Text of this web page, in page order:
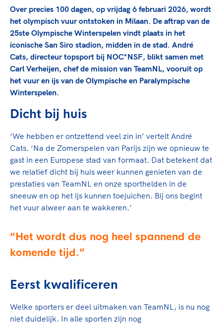
Nieuwspagina
Columns
een rondje fietsen, door samen te skaten of naar
de sportschool te gaan. Door samen te juichen
voor Sifan Hassan, Rico Verhoeven, Diede de
Groot en het Nederlands Elftal. Of met trots te
genieten van de karatewedstrijd van je dochter,
de halve marathon van je moeder of de
hockeywedstrijd van je buurjongen.
Lees verder
Sportmatch
Clubacties
Handboek Wet- en Regelgeving
Opleidingen en trainingen
High5 Stappenplan
Ruimte voor sport
Beroepskrachten
Samen voor een veilige
sportomgeving
Voor welk gedrag staat de club? Wat mag wel
En wat mag vooral niet? Een gedragscode geeft
hier richting aan en is dus een belangrijk
onderdeel van het clubbeleid rondom gewenst en
Lees verder
Paralympische Spelen LA28
Europese Spelen Istanbul 2027
Topsportbeleid
Topsportfinanciering
Maatschappelijke waarde topsport
Top teamsportcompetities
De TeamNL Academie
De TeamNL Academie biedt een leer- en
ontwikkelprogramma voor de volgende functies
binnen TeamNL programma's: experts, coaches,
bestuurders, (technisch) directeuren, managers en
toekomstig kader.
Over precies 100 dagen, op vrijdag 6 februari 2026, wordt
het olympisch vuur ontstoken in Milaan. De aftrap van de
25ste Olympische Winterspelen vindt plaats in het
iconische San Siro stadion, midden in de stad. André
Cats, directeur topsport bij NOC*NSF, blikt samen met
Carl Verheijen, chef de mission van TeamNL, vooruit op
het vuur en ijs van de Olympische en Paralympische
Winterspelen.
Dicht bij huis
‘We hebben er ontzettend veel zin in’ vertelt André
Cats. ‘Na de Zomerspelen van Parijs zijn we opnieuw te
gast in een Europese stad van formaat. Dat betekent dat
we relatief dicht bij huis weer kunnen genieten van de
prestaties van TeamNL en onze sporthelden in de
sneeuw en op het ijs kunnen toejuichen. Bij ons begint
het vuur alweer aan te wakkeren.’
Het wordt dus nog heel spannend de
komende tijd.
Eerst kwalificeren
Welke sporters er deel uitmaken van TeamNL, is nu nog
niet duidelijk. In alle sporten zijn nog